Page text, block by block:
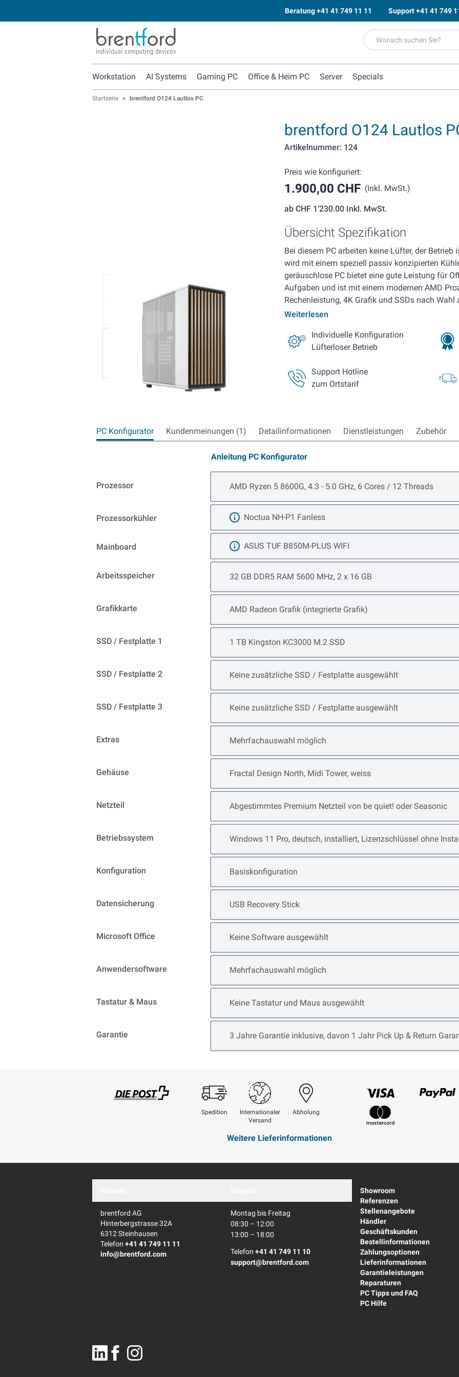
Beratung+41 41 749 11 11 Support+41 41 749
Workstation AI Systems Gaming PC Office & Heim PC Server Specials
Startseite > brentford O124 Lautlos PC
brentford O124 Lautlos
Artikelnummer: 124
Preis wie konfiguriert:
1.900,00 CHF (Inkl. MwSt.)
ab CHF 1’230.00Inkl. MwSt.
Übersicht Spezifikation
Bei diesem PC arbeiten keine Lüfter, der
wird mit einem speziell passiv konzipierten
geräuschlose PC bietet eine gute Leistung für
Aufgaben und ist mit einem modernen AMD
Rechenleistung, 4K Grafik und SSDs nach Wahl
Weiterlesen
Individuelle Konfiguration
Lüfterloser Betrieb
Support Hotline
zum Ortstarif
PC Konfigurator Kundenmeinungen (1) Detailinformationen Dienstleistungen Zubehör
Anleitung PC Konfigurator
Prozessor AMD Ryzen 5 8600G, 4.3 - 5.0 GHz, 6 Cores / 12 Threads
Open item options
Prozessorkühler
Mehr erfahren
Noctua NH-P1 Fanless
Mainboard
Mehr erfahren
ASUS TUF B850M-PLUS WIFI
Arbeitsspeicher 32 GB DDR5 RAM 5600 MHz, 2 x 16 GB
Open item options
Grafikkarte AMD Radeon Grafik (integrierte Grafik)
Open item options
SSD / Festplatte 1 1 TB Kingston KC3000 M.2 SSD
Open item options
SSD / Festplatte 2 Keine zusätzliche SSD / Festplatte ausgewählt
Open item options
SSD / Festplatte 3 Keine zusätzliche SSD / Festplatte ausgewählt
Open item options
Extras Mehrfachauswahl möglich
Open item options
Gehäuse Fractal Design North, Midi Tower, weiss
Open item options
Netzteil Abgestimmtes Premium Netzteil von be quiet! oder Seasonic
Open item options
Betriebssystem Windows 11 Pro, deutsch, installiert, Lizenzschlüssel ohne
Open item options
Konfiguration Basiskonfiguration
Open item options
Datensicherung USB Recovery Stick
Open item options
Microsoft Office Keine Software ausgewählt
Open item options
Anwendersoftware Mehrfachauswahl möglich
Open item options
Tastatur & Maus Keine Tastatur und Maus ausgewählt
Open item options
Garantie 3 Jahre Garantie inklusive, davon 1 Jahr Pick Up & Return
Open item options
Spedition
Internationaler
Versand
Abholung
Weitere Lieferinformationen
Visum
brentford AG
Hinterbergstrasse 32A
6312 Steinhausen
Telefon +41 41 749 11 11
info@brentford.com
Montag bis Freitag
08:30 – 12:00
13:00 – 18:00
Telefon +41 41 749 11 10
support@brentford.com
Showroom
Referenzen
Stellenangebote
Händler
Geschäftskunden
Bestellinformationen
Zahlungsoptionen
Lieferinformationen
Garantieleistungen
Reparaturen
PC Tipps und FAQ
PC Hilfe